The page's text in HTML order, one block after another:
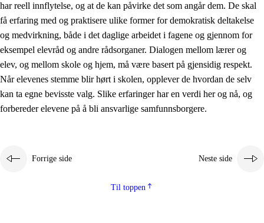
har reell innflytelse, og at de kan påvirke det som angår dem. De skal
få erfaring med og praktisere ulike former for demokratisk deltakelse
og medvirkning, både i det daglige arbeidet i fagene og gjennom for
eksempel elevråd og andre rådsorganer. Dialogen mellom lærer og
elev, og mellom skole og hjem, må være basert på gjensidig respekt.
Når elevenes stemme blir hørt i skolen, opplever de hvordan de selv
kan ta egne bevisste valg. Slike erfaringer har en verdi her og nå, og
forbereder elevene på å bli ansvarlige samfunnsborgere.
Forrige side Neste side
Til toppen